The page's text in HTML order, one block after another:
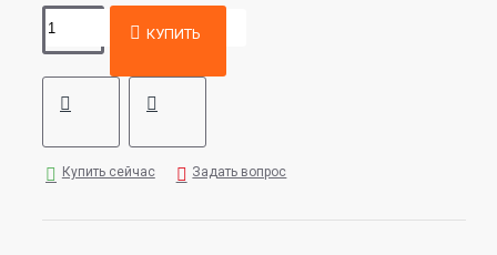
КУПИТЬ
Купить сейчас Задать вопрос